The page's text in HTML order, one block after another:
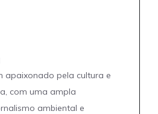
apaixonado pela cultura e
com uma ampla
ambiental e